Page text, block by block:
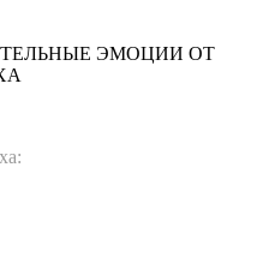
ЭМОЦИИ ОТ